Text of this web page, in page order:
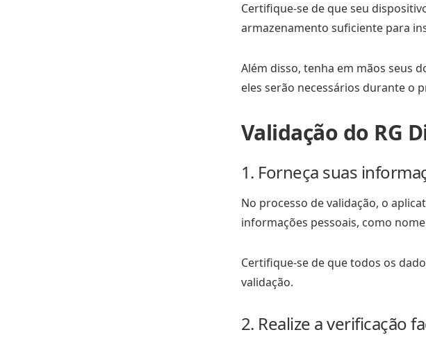
Certifique-se de que seu
armazenamento suficiente para
Além disso, tenha em mãos seus
eles serão necessários durante o
Validação do RG
1. Forneça suas
No processo de validação, o
informações pessoais, como
Certifique-se de que todos os
validação.
2. Realize a verificação